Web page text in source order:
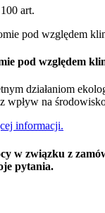
art.
pod względem
działaniom
wpływ na
informacji.
w związku z
pytania.